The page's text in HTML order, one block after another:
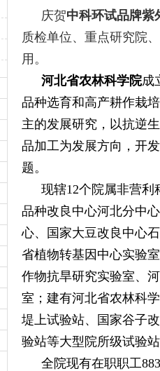
庆贺中科环试品牌紫
质检单位、重点研究院
用。
河北省农林科学院成
品种选育和高产耕作栽
主的发展研究，以抗逆
品加工为发展方向，开
题。
现辖12个院属非营利
品种改良中心河北分中
心、国家大豆改良中心
省植物转基因中心实验
作物抗旱研究实验室、
室；建有河北省农林科
堤上试验站、国家谷子
验站等大型院所级试验
全院现有在职职工883